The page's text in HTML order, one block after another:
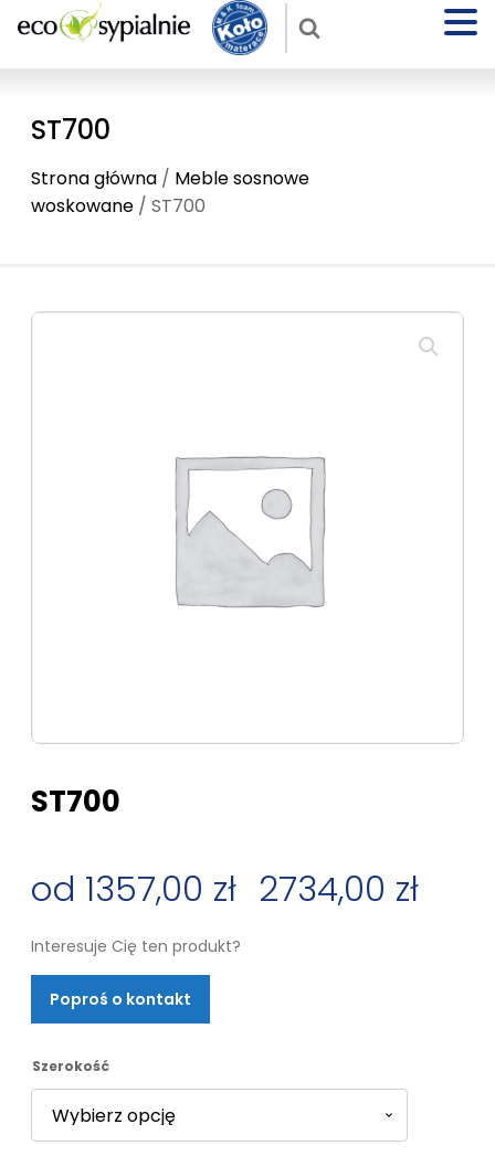
ST700
Strona główna / Meble sosnowe
woskowane / ST700
ST700
1357,00 zł 2734,00 zł
Zakres
cen:
od
1357,00 zł
do
Interesuje Cię ten produkt?
Poproś o kontakt
Szerokość